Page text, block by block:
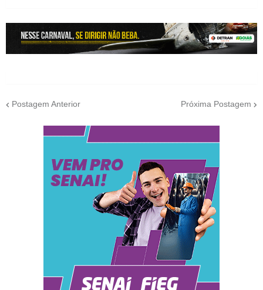
Postagem Anterior Próxima Postagem